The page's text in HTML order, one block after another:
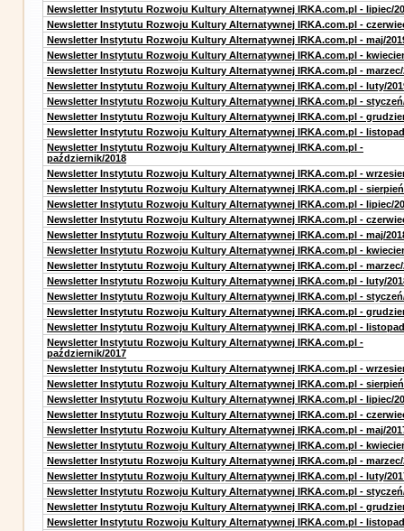
Newsletter Instytutu Rozwoju Kultury Alternatywnej IRKA.com.pl - lipiec/
Newsletter Instytutu Rozwoju Kultury Alternatywnej IRKA.com.pl -
Newsletter Instytutu Rozwoju Kultury Alternatywnej IRKA.com.pl - maj/
Newsletter Instytutu Rozwoju Kultury Alternatywnej IRKA.com.pl -
Newsletter Instytutu Rozwoju Kultury Alternatywnej IRKA.com.pl - marzec/
Newsletter Instytutu Rozwoju Kultury Alternatywnej IRKA.com.pl - luty/
Newsletter Instytutu Rozwoju Kultury Alternatywnej IRKA.com.pl -
Newsletter Instytutu Rozwoju Kultury Alternatywnej IRKA.com.pl -
Newsletter Instytutu Rozwoju Kultury Alternatywnej IRKA.com.pl -
Newsletter Instytutu Rozwoju Kultury Alternatywnej IRKA.com.pl -
październik/2018
Newsletter Instytutu Rozwoju Kultury Alternatywnej IRKA.com.pl -
Newsletter Instytutu Rozwoju Kultury Alternatywnej IRKA.com.pl -
Newsletter Instytutu Rozwoju Kultury Alternatywnej IRKA.com.pl - lipiec/
Newsletter Instytutu Rozwoju Kultury Alternatywnej IRKA.com.pl -
Newsletter Instytutu Rozwoju Kultury Alternatywnej IRKA.com.pl - maj/
Newsletter Instytutu Rozwoju Kultury Alternatywnej IRKA.com.pl -
Newsletter Instytutu Rozwoju Kultury Alternatywnej IRKA.com.pl - marzec/
Newsletter Instytutu Rozwoju Kultury Alternatywnej IRKA.com.pl - luty/
Newsletter Instytutu Rozwoju Kultury Alternatywnej IRKA.com.pl -
Newsletter Instytutu Rozwoju Kultury Alternatywnej IRKA.com.pl -
Newsletter Instytutu Rozwoju Kultury Alternatywnej IRKA.com.pl -
Newsletter Instytutu Rozwoju Kultury Alternatywnej IRKA.com.pl -
październik/2017
Newsletter Instytutu Rozwoju Kultury Alternatywnej IRKA.com.pl -
Newsletter Instytutu Rozwoju Kultury Alternatywnej IRKA.com.pl -
Newsletter Instytutu Rozwoju Kultury Alternatywnej IRKA.com.pl - lipiec/
Newsletter Instytutu Rozwoju Kultury Alternatywnej IRKA.com.pl -
Newsletter Instytutu Rozwoju Kultury Alternatywnej IRKA.com.pl - maj/
Newsletter Instytutu Rozwoju Kultury Alternatywnej IRKA.com.pl -
Newsletter Instytutu Rozwoju Kultury Alternatywnej IRKA.com.pl - marzec/
Newsletter Instytutu Rozwoju Kultury Alternatywnej IRKA.com.pl - luty/
Newsletter Instytutu Rozwoju Kultury Alternatywnej IRKA.com.pl -
Newsletter Instytutu Rozwoju Kultury Alternatywnej IRKA.com.pl -
Newsletter Instytutu Rozwoju Kultury Alternatywnej IRKA.com.pl -